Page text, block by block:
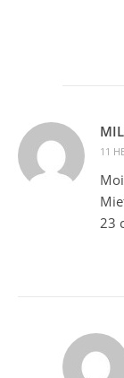
11
23